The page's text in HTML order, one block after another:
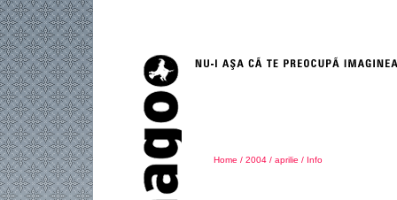
Home / 2004 / aprilie / Info